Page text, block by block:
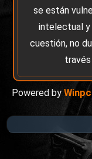
se están
intelectual y
cuestión, no
través
Powered by